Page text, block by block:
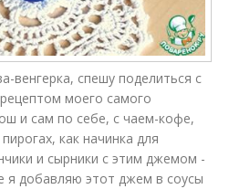
венгерка, спешу поделиться с
моего самого
и сам по себе, с чаем-кофе,
как начинка для
и сырники с этим джемом -
добавляю этот джем в соусы